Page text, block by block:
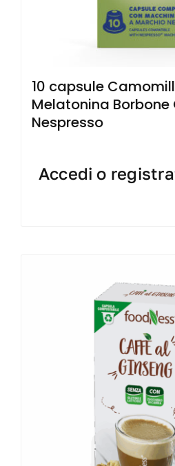
10 capsule
Melatonina
Nespresso
Accedi o